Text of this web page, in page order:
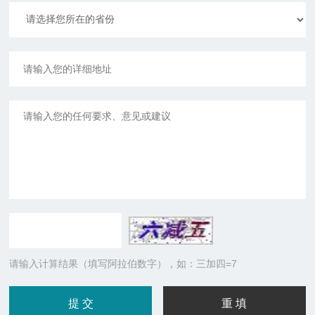
请输入计算结果（填写阿拉伯数字），如：三加四=7